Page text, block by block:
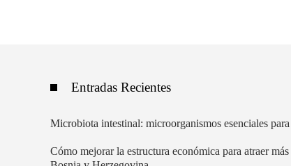
Entradas Recientes
Microbiota intestinal: microorganismos esenciales
Cómo mejorar la estructura económica para atraer